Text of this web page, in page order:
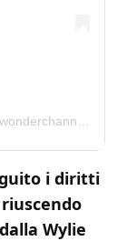
i diritti
Wylie